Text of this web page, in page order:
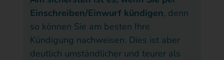
Einschreiben/Einwurf kündigen, denn
so können Sie am besten Ihre
Kündigung nachweisen. Dies ist aber
deutlich umständlicher und teurer als